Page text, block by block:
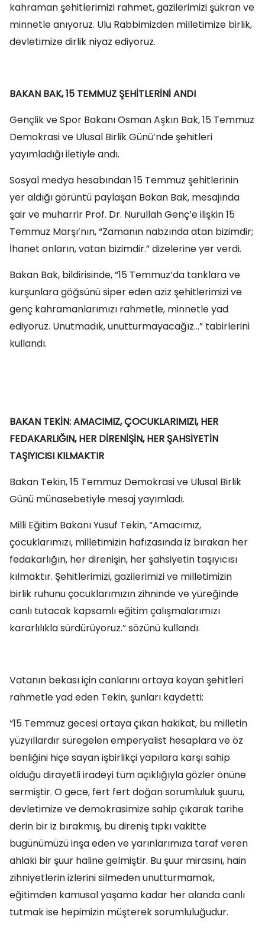
kahraman şehitlerimizi rahmet, gazilerimizi şükran ve
minnetle anıyoruz. Ulu Rabbimizden milletimize birlik,
devletimize dirlik niyaz ediyoruz.
BAKAN BAK, 15 TEMMUZ ŞEHİTLERİNİ ANDI
Gençlik ve Spor Bakanı Osman Aşkın Bak, 15 Temmuz
Demokrasi ve Ulusal Birlik Günü’nde şehitleri
yayımladığı iletiyle andı.
Sosyal medya hesabından 15 Temmuz şehitlerinin
yer aldığı görüntü paylaşan Bakan Bak, mesajında
şair ve muharrir Prof. Dr. Nurullah Genç’e ilişkin 15
Temmuz Marşı’nın, “Zamanın nabzında atan bizimdir;
İhanet onların, vatan bizimdir.” dizelerine yer verdi.
Bakan Bak, bildirisinde, “15 Temmuz’da tanklara ve
kurşunlara göğsünü siper eden aziz şehitlerimizi ve
genç kahramanlarımızı rahmetle, minnetle yad
ediyoruz. Unutmadık, unutturmayacağız…” tabirlerini
kullandı.
BAKAN TEKİN: AMACIMIZ, ÇOCUKLARIMIZI, HER
FEDAKARLIĞIN, HER DİRENİŞİN, HER ŞAHSİYETİN
TAŞIYICISI KILMAKTIR
Bakan Tekin, 15 Temmuz Demokrasi ve Ulusal Birlik
Günü münasebetiyle mesaj yayımladı.
Milli Eğitim Bakanı Yusuf Tekin, “Amacımız,
çocuklarımızı, milletimizin hafızasında iz bırakan her
fedakarlığın, her direnişin, her şahsiyetin taşıyıcısı
kılmaktır. Şehitlerimizi, gazilerimizi ve milletimizin
birlik ruhunu çocuklarımızın zihninde ve yüreğinde
canlı tutacak kapsamlı eğitim çalışmalarımızı
kararlılıkla sürdürüyoruz.” sözünü kullandı.
Vatanın bekası için canlarını ortaya koyan şehitleri
rahmetle yad eden Tekin, şunları kaydetti:
“15 Temmuz gecesi ortaya çıkan hakikat, bu milletin
yüzyıllardır süregelen emperyalist hesaplara ve öz
benliğini hiçe sayan işbirlikçi yapılara karşı sahip
olduğu dirayetli iradeyi tüm açıklığıyla gözler önüne
sermiştir. O gece, fert fert doğan sorumluluk şuuru,
devletimize ve demokrasimize sahip çıkarak tarihe
derin bir iz bırakmış, bu direniş tıpkı vakitte
bugünümüzü inşa eden ve yarınlarımıza taraf veren
ahlaki bir şuur haline gelmiştir. Bu şuur mirasını, hain
zihniyetlerin izlerini silmeden unutturmamak,
eğitimden kamusal yaşama kadar her alanda canlı
tutmak ise hepimizin müşterek sorumluluğudur.